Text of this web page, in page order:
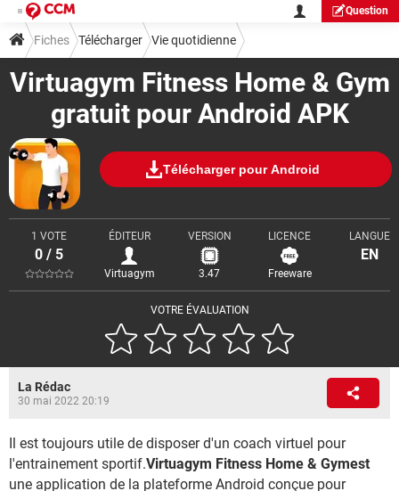
Question
Virtuagym Fitness Home & Gym
gratuit pour Android APK
Télécharger pour Android
VOTRE ÉVALUATION
1 VOTE
0 / 5
ÉDITEUR
Virtuagym
VERSION
3.47
LICENCE
Freeware
LANGUE
EN
Fiches Télécharger Vie quotidienne
La Rédac
30 mai 2022 20:19
Il est toujours utile de disposer d'un coach virtuel pour
l'entrainement sportif.Virtuagym Fitness Home & Gymest
une application de la plateforme Android conçue pour